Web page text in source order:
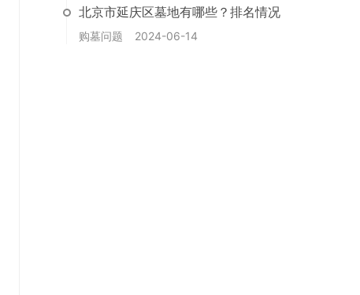
北京市延庆区墓地有哪些？排名情况
购墓问题 2024-06-14